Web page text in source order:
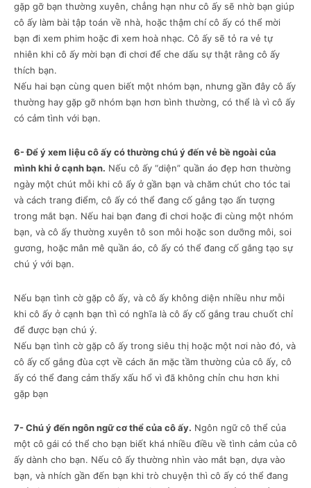
gặp gỡ bạn thường xuyên, chẳng hạn như cô ấy sẽ nhờ bạn giúp
cô ấy làm bài tập toán về nhà, hoặc thậm chí cô ấy có thể mời
bạn đi xem phim hoặc đi xem hoà nhạc. Cô ấy sẽ tỏ ra vẻ tự
nhiên khi cô ấy mời bạn đi chơi để che dấu sự thật rằng cô ấy
thích bạn.
Nếu hai bạn cùng quen biết một nhóm bạn, nhưng gần đây cô ấy
thường hay gặp gỡ nhóm bạn hơn bình thường, có thể là vì cô ấy
có cảm tình với bạn.
6- Để ý xem liệu cô ấy có thường chú ý đến vẻ bề ngoài của
mình khi ở cạnh bạn. Nếu cô ấy “diện” quần áo đẹp hơn thường
ngày một chút mỗi khi cô ấy ở gần bạn và chăm chút cho tóc tai
và cách trang điểm, cô ấy có thể đang cố gắng tạo ấn tượng
trong mắt bạn. Nếu hai bạn đang đi chơi hoặc đi cùng một nhóm
bạn, và cô ấy thường xuyên tô son môi hoặc son dưỡng môi, soi
gương, hoặc mân mê quần áo, cô ấy có thể đang cố gắng tạo sự
chú ý với bạn.
Nếu bạn tình cờ gặp cô ấy, và cô ấy không diện nhiều như mỗi
khi cô ấy ở cạnh bạn thì có nghĩa là cô ấy cố gắng trau chuốt chỉ
để được bạn chú ý.
Nếu bạn tình cờ gặp cô ấy trong siêu thị hoặc một nơi nào đó, và
cô ấy cố gắng đùa cợt về cách ăn mặc tầm thường của cô ấy, cô
ấy có thể đang cảm thấy xấu hổ vì đã không chỉn chu hơn khi
gặp bạn
7- Chú ý đến ngôn ngữ cơ thể của cô ấy. Ngôn ngữ cô thể của
một cô gái có thể cho bạn biết khá nhiều điều về tình cảm của cô
ấy dành cho bạn. Nếu cô ấy thường nhìn vào mắt bạn, dựa vào
bạn, và nhích gần đến bạn khi trò chuyện thì cô ấy có thể đang